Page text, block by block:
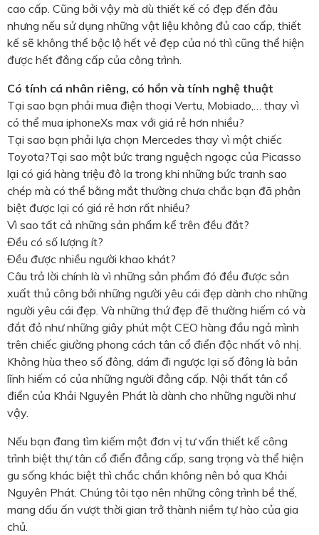
cao cấp. Cũng bởi vậy mà dù thiết kế có đẹp đến đâu
nhưng nếu sử dụng những vật liệu không đủ cao cấp, thiết
kế sẽ không thể bộc lộ hết vẻ đẹp của nó thì cũng thể hiện
được hết đẳng cấp của công trình.
Có tính cá nhân riêng, có hồn và tính nghệ thuật
Tại sao bạn phải mua điện thoại Vertu, Mobiado,… thay vì
có thể mua iphoneXs max với giá rẻ hơn nhiều?
Tại sao bạn phải lựa chọn Mercedes thay vì một chiếc
Toyota?Tại sao một bức trang nguệch ngoạc của Picasso
lại có giá hàng triệu đô la trong khi những bức tranh sao
chép mà có thể bằng mắt thường chưa chắc bạn đã phân
biệt được lại có giá rẻ hơn rất nhiều?
Vì sao tất cả những sản phẩm kể trên đều đắt?
Đều có số lượng ít?
Đều được nhiều người khao khát?
Câu trả lời chính là vì những sản phẩm đó đều được sản
xuất thủ công bởi những người yêu cái đẹp dành cho những
người yêu cái đẹp. Và những thứ đẹp đẽ thường hiếm có và
đắt đỏ như những giây phút một CEO hàng đầu ngả mình
trên chiếc giường phong cách tân cổ điển độc nhất vô nhị.
Không hùa theo số đông, dám đi ngược lại số đông là bản
lĩnh hiếm có của những người đẳng cấp. Nội thất tân cổ
điển của Khải Nguyên Phát là dành cho những người như
vậy.
Nếu bạn đang tìm kiếm một đơn vị tư vấn thiết kế công
trình biệt thự tân cổ điển đẳng cấp, sang trọng và thể hiện
gu sống khác biệt thì chắc chắn không nên bỏ qua Khải
Nguyên Phát. Chúng tôi tạo nên những công trình bề thế,
mang dấu ấn vượt thời gian trở thành niềm tự hào của gia
chủ.